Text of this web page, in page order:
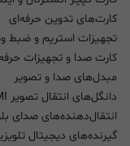
کارت‌های تدوین حرفه‌ای
تجهیزات استریم و ضبط
کارت صدا و تجهیزات
مبدل‌های صدا و تصویر
دانگل‌های انتقال تصویر HDMI و بی‌سیم
انتقال‌دهنده‌های صدای
گیرنده‌های دیجیتال